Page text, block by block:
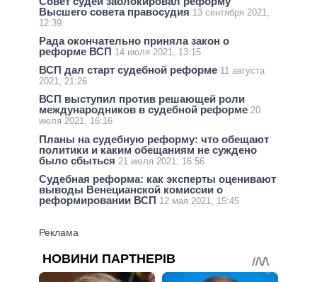
Высшего совета правосудия 13 сентября 2021,
12:39
Рада окончательно приняла закон о
реформе ВСП 14 июля 2021, 13:15
ВСП дал старт судебной реформе 11 августа
2021, 21:26
ВСП выступил против решающей роли
международников в судебной реформе 20
июля 2021, 16:16
Планы на судебную реформу: что обещают
политики и каким обещаниям не суждено
было сбыться 21 июля 2021, 16:56
Судебная реформа: как эксперты оценивают
выводы Венецианской комиссии о
реформировании ВСП 12 мая 2021, 15:45